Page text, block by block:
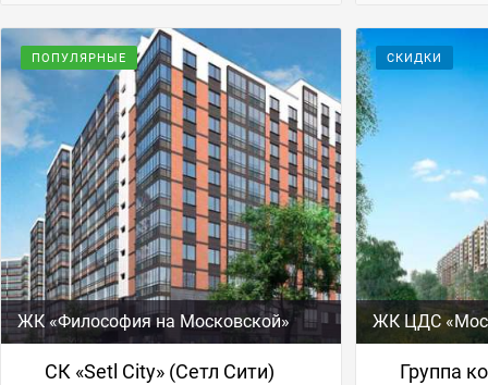
ПОПУЛЯРНЫЕ
ЖК «Философия на Московской»
СК «Setl City» (Сетл Сити)
СКИДКИ
ЖК ЦДС
Группа